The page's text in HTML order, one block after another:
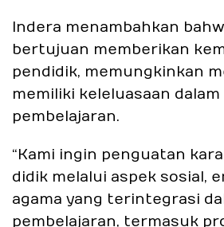
Indera menambahkan
bertujuan memberikan
pendidik, memungkinkan
memiliki keleluasaan
pembelajaran.
“Kami ingin penguatan
didik melalui aspek sosial,
agama yang terintegrasi
pembelajaran, termasuk